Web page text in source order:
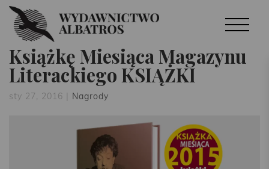
Książkę Miesiąca Magazynu
Literackiego KSIĄŻKI
sty 27, 2016 | Nagrody